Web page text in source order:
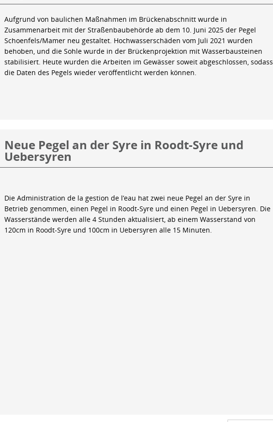
Aufgrund von baulichen Maßnahmen im Brückenabschnitt wurde in
Zusammenarbeit mit der Straßenbaubehörde ab dem 10. Juni 2025 der Pegel
Schoenfels/Mamer neu gestaltet. Hochwasserschäden vom Juli 2021 wurden
behoben, und die Sohle wurde in der Brückenprojektion mit Wasserbausteinen
stabilisiert. Heute wurden die Arbeiten im Gewässer soweit abgeschlossen, sodass
die Daten des Pegels wieder veröffentlicht werden können.
Neue Pegel an der Syre in Roodt-Syre und
Uebersyren
Die Administration de la gestion de l’eau hat zwei neue Pegel an der Syre in
Betrieb genommen, einen Pegel in Roodt-Syre und einen Pegel in Uebersyren. Die
Wasserstände werden alle 4 Stunden aktualisiert, ab einem Wasserstand von
120cm in Roodt-Syre und 100cm in Uebersyren alle 15 Minuten.